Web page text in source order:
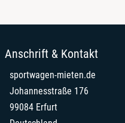
Anschrift & Kontakt
sportwagen-mieten.de
Johannesstraße 176
99084 Erfurt